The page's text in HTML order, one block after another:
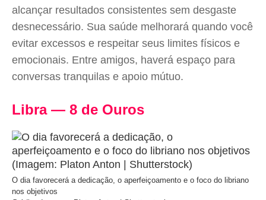
alcançar resultados consistentes sem desgaste
desnecessário. Sua saúde melhorará quando você
evitar excessos e respeitar seus limites físicos e
emocionais. Entre amigos, haverá espaço para
conversas tranquilas e apoio mútuo.
Libra — 8 de Ouros
O dia favorecerá a dedicação, o aperfeiçoamento e o foco do libriano
nos objetivos